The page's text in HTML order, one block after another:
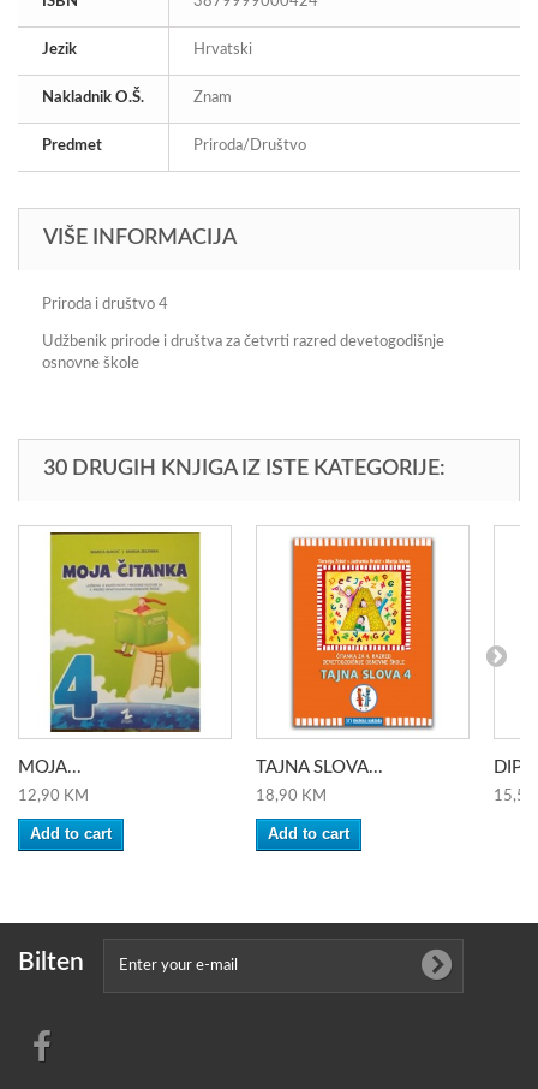
Jezik Hrvatski
Nakladnik O.Š. Znam
Predmet Priroda/Društvo
VIŠE INFORMACIJA
Priroda i društvo 4
Udžbenik prirode i društva za četvrti razred devetogodišnje
osnovne škole
30 DRUGIH KNJIGA IZ ISTE KATEGORIJE:
MOJA...
12,90 KM
Add to cart
TAJNA SLOVA...
18,90 KM
Add to cart
DIP
Bilten